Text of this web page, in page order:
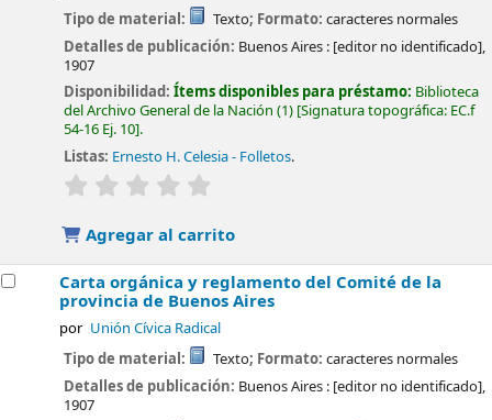
Tipo de material: Texto; Formato: caracteres normales
Detalles de publicación: Buenos Aires : [editor no identificado],
1907
Disponibilidad:Ítems disponibles para préstamo: Biblioteca
del Archivo General de la Nación (1) Signatura topográfica: EC.f
54-16 Ej. 10 .
Listas: Ernesto H. Celesia - Folletos.
valoración
Agregar al carrito
Carta orgánica y reglamento del Comité de la
provincia de Buenos Aires
por Unión Cívica Radical
Tipo de material: Texto; Formato: caracteres normales
Detalles de publicación: Buenos Aires : [editor no identificado],
1907